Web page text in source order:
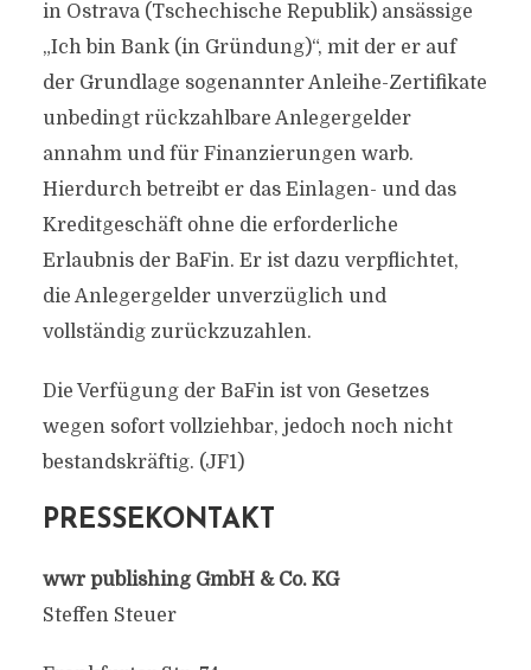
in Ostrava (Tschechische Republik) ansässige
„Ich bin Bank (in Gründung)“, mit der er auf
der Grundlage sogenannter Anleihe-Zertifikate
unbedingt rückzahlbare Anlegergelder
annahm und für Finanzierungen warb.
Hierdurch betreibt er das Einlagen- und das
Kreditgeschäft ohne die erforderliche
Erlaubnis der BaFin. Er ist dazu verpflichtet,
die Anlegergelder unverzüglich und
vollständig zurückzuzahlen.
Die Verfügung der BaFin ist von Gesetzes
wegen sofort vollziehbar, jedoch noch nicht
bestandskräftig. (JF1)
PRESSEKONTAKT
wwr publishing GmbH & Co. KG
Steffen Steuer